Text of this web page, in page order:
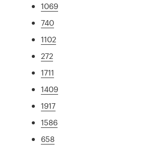
1069
740
1102
272
1711
1409
1917
1586
658